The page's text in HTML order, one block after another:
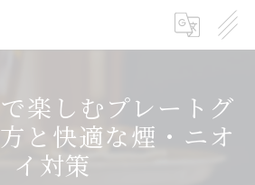
楽しむプレートグ
と快適な煙・ニオ
イ対策